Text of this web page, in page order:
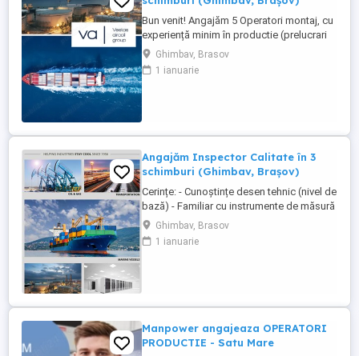
Bun venit! Angajăm 5 Operatori montaj, cu
experiență minim în productie (prelucrari
prin aschiere). Căutăm persoane serioase,
dornice să învețe și să muncească, se va
oferi instruire la locul de muncă. Program:
Ghimbav, Brasov
1 ianuarie
Angajăm Inspector Calitate în 3
schimburi (Ghimbav, Brașov)
Cerințe: - Cunoștințe desen tehnic (nivel de
bază) - Familiar cu instrumente de măsură
și control (ex. șubler) - Limba engleză
(nivel incepator) - Cunoștințe operare PC
(email, Excel) - Abilități bune de lucru în
Ghimbav, Brasov
1 ianuarie
Manpower angajeaza OPERATORI
PRODUCTIE - Satu Mare